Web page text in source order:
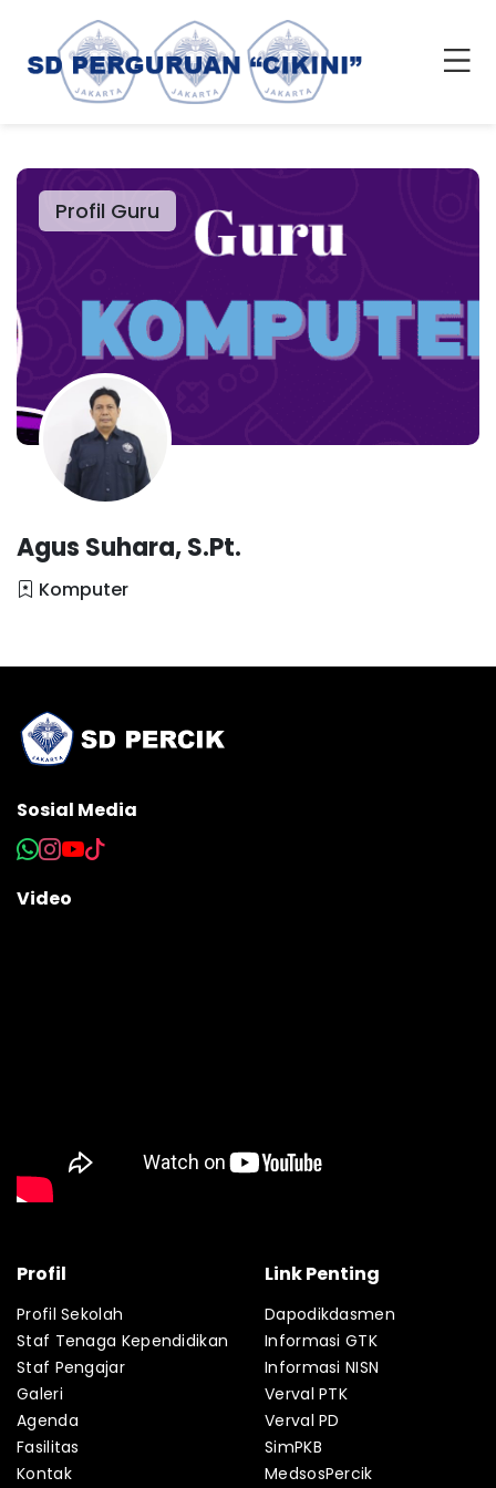
Profil Guru
Agus Suhara, S.Pt.
Komputer
Sosial Media
Video
Profil
Profil Sekolah
Staf Tenaga Kependidikan
Staf Pengajar
Galeri
Agenda
Fasilitas
Kontak
Link Penting
Dapodikdasmen
Informasi GTK
Informasi NISN
Verval PTK
Verval PD
SimPKB
MedsosPercik